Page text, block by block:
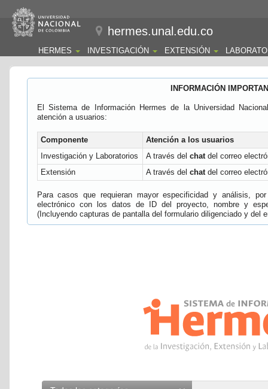
hermes.unal.edu.co
HERMES INVESTIGACIÓN EXTENSIÓN
INFORMACIÓN
El Sistema de Información Hermes de la Universidad
atención a usuarios:
Componente
Atención a los usuarios
Investigación y Laboratorios
A través del chatdel correo
Extensión
A través del chatdel correo
Para casos que requieran mayor especificidad y análisis,
electrónico con los datos de ID del proyecto, nombre y
(Incluyendo capturas de pantalla del formulario diligenciado y del